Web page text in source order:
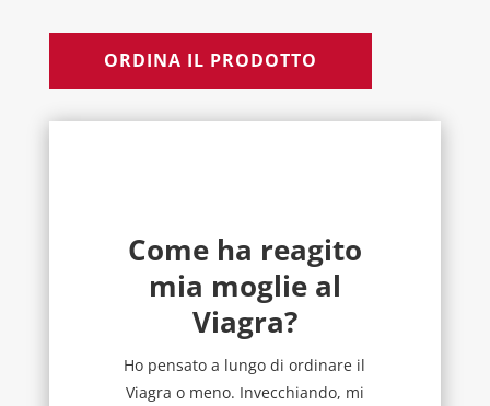
ORDINA IL PRODOTTO
Come ha reagito
mia moglie al
Viagra?
Ho pensato a lungo di ordinare il
Viagra o meno. Invecchiando, mi